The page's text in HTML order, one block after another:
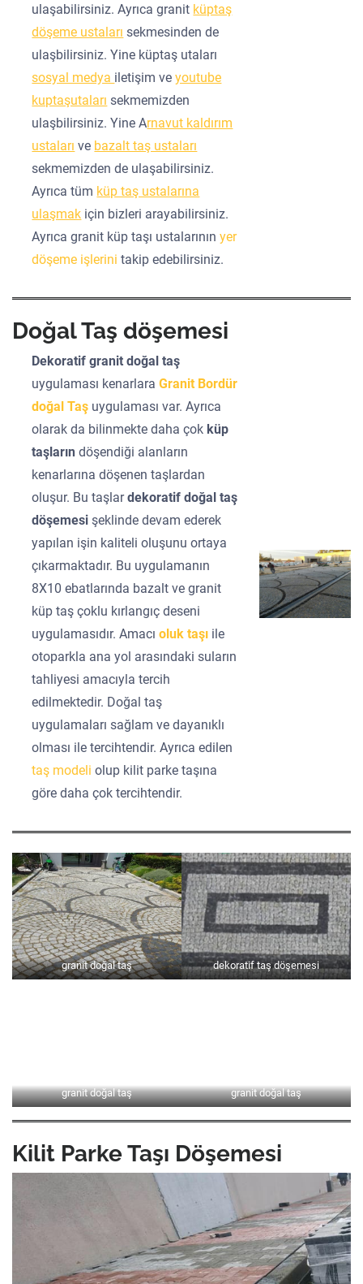
ulaşabilirsiniz. Ayrıca granit küptaş
döşeme ustaları sekmesinden de
ulaşbilirsiniz. Yine küptaş utaları
sosyal medya iletişim veyoutube
kuptaşutaları sekmemizden
ulaşbilirsiniz. Yine Arnavut kaldırım
ustaları ve bazalt taş ustaları
sekmemizden de ulaşabilirsiniz.
Ayrıca tüm küp taş ustalarına
ulaşmak için bizleri arayabilirsiniz.
Ayrıca granit küp taşı ustalarının yer
döşeme işlerini takip edebilirsiniz.
Doğal Taş döşemesi
Dekoratif granit doğal taş
uygulaması kenarlaraGranit Bordür
doğal Taş uygulaması var. Ayrıca
olarak da bilinmekte daha çok küp
taşların döşendiği alanların
kenarlarına döşenen taşlardan
oluşur. Bu taşlardekoratif doğal taş
döşemesişeklinde devam ederek
yapılan işin kaliteli oluşunu ortaya
çıkarmaktadır. Bu uygulamanın
8X10 ebatlarında bazalt ve granit
küp taş çoklu kırlangıç deseni
uygulamasıdır. Amacıoluk taşı ile
otoparkla ana yol arasındaki suların
tahliyesi amacıyla tercih
edilmektedir. Doğal taş
uygulamaları sağlam ve dayanıklı
olması ile tercihtendir. Ayrıca edilen
taş modeliolup kilit parke taşına
göre daha çok tercihtendir.
granit doğal taş dekoratif taş döşemesi
granit doğal taş granit doğal taş
Kilit Parke Taşı Döşemesi